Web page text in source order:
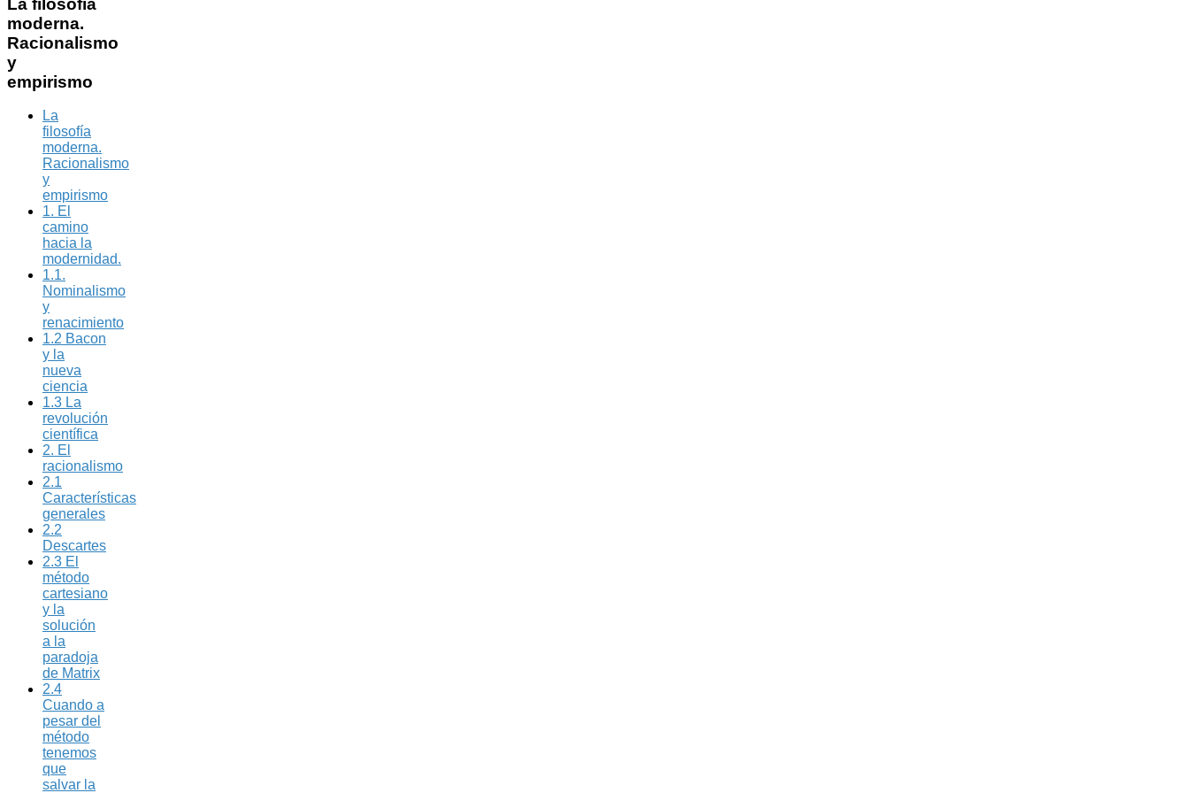
moderna.
Racionalismo
y
empirismo
La
filosofía
moderna.
Racionalismo
y
empirismo
1. El
camino
hacia la
modernidad.
1.1.
Nominalismo
y
renacimiento
1.2 Bacon
y la
nueva
ciencia
1.3 La
revolución
científica
2. El
racionalismo
2.1
Características
generales
2.2
Descartes
2.3 El
método
cartesiano
y la
solución
a la
paradoja
de Matrix
2.4
Cuando a
pesar del
método
tenemos
que
salvar la